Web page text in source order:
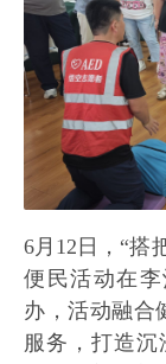
6月12日，“搭
便民活动在
办，活动融合
服务，打造